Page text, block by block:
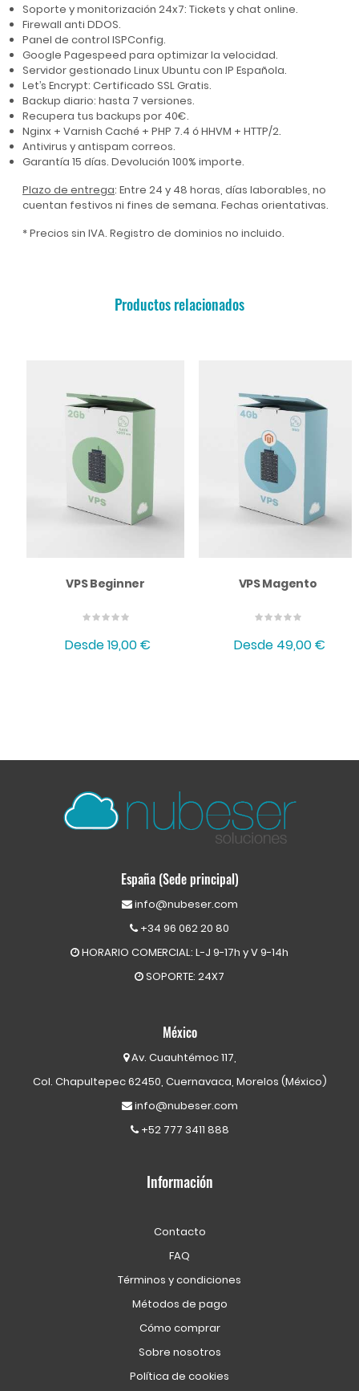
Soporte y monitorización 24x7: Tickets y chat online.
Firewall anti DDOS.
Panel de control ISPConfig.
Google Pagespeed para optimizar la velocidad.
Servidor gestionado Linux Ubuntu con IP Española.
Let’s Encrypt: Certificado SSL Gratis.
Backup diario: hasta 7 versiones.
Recupera tus backups por 40€.
Nginx + Varnish Caché + PHP 7.4 ó HHVM + HTTP/2.
Antivirus y antispam correos.
Garantía 15 días. Devolución 100% importe.
Plazo de entrega: Entre 24 y 48 horas, días laborables, no
cuentan festivos ni fines de semana. Fechas orientativas.
* Precios sin IVA. Registro de dominios no incluido.
Productos relacionados
VPS Beginner
Desde19,00 €
VPS Magento
Desde 49,00 €
España (Sede principal)
info@nubeser.com
+34 96 062 20 80
HORARIO COMERCIAL: L-J 9-17h y V 9-14h
SOPORTE: 24X7
México
Av. Cuauhtémoc 117,
Col. Chapultepec 62450, Cuernavaca, Morelos (México)
info@nubeser.com
+52 777 3411 888
Información
Contacto
FAQ
Términos y condiciones
Métodos de pago
Cómo comprar
Sobre nosotros
Política de cookies